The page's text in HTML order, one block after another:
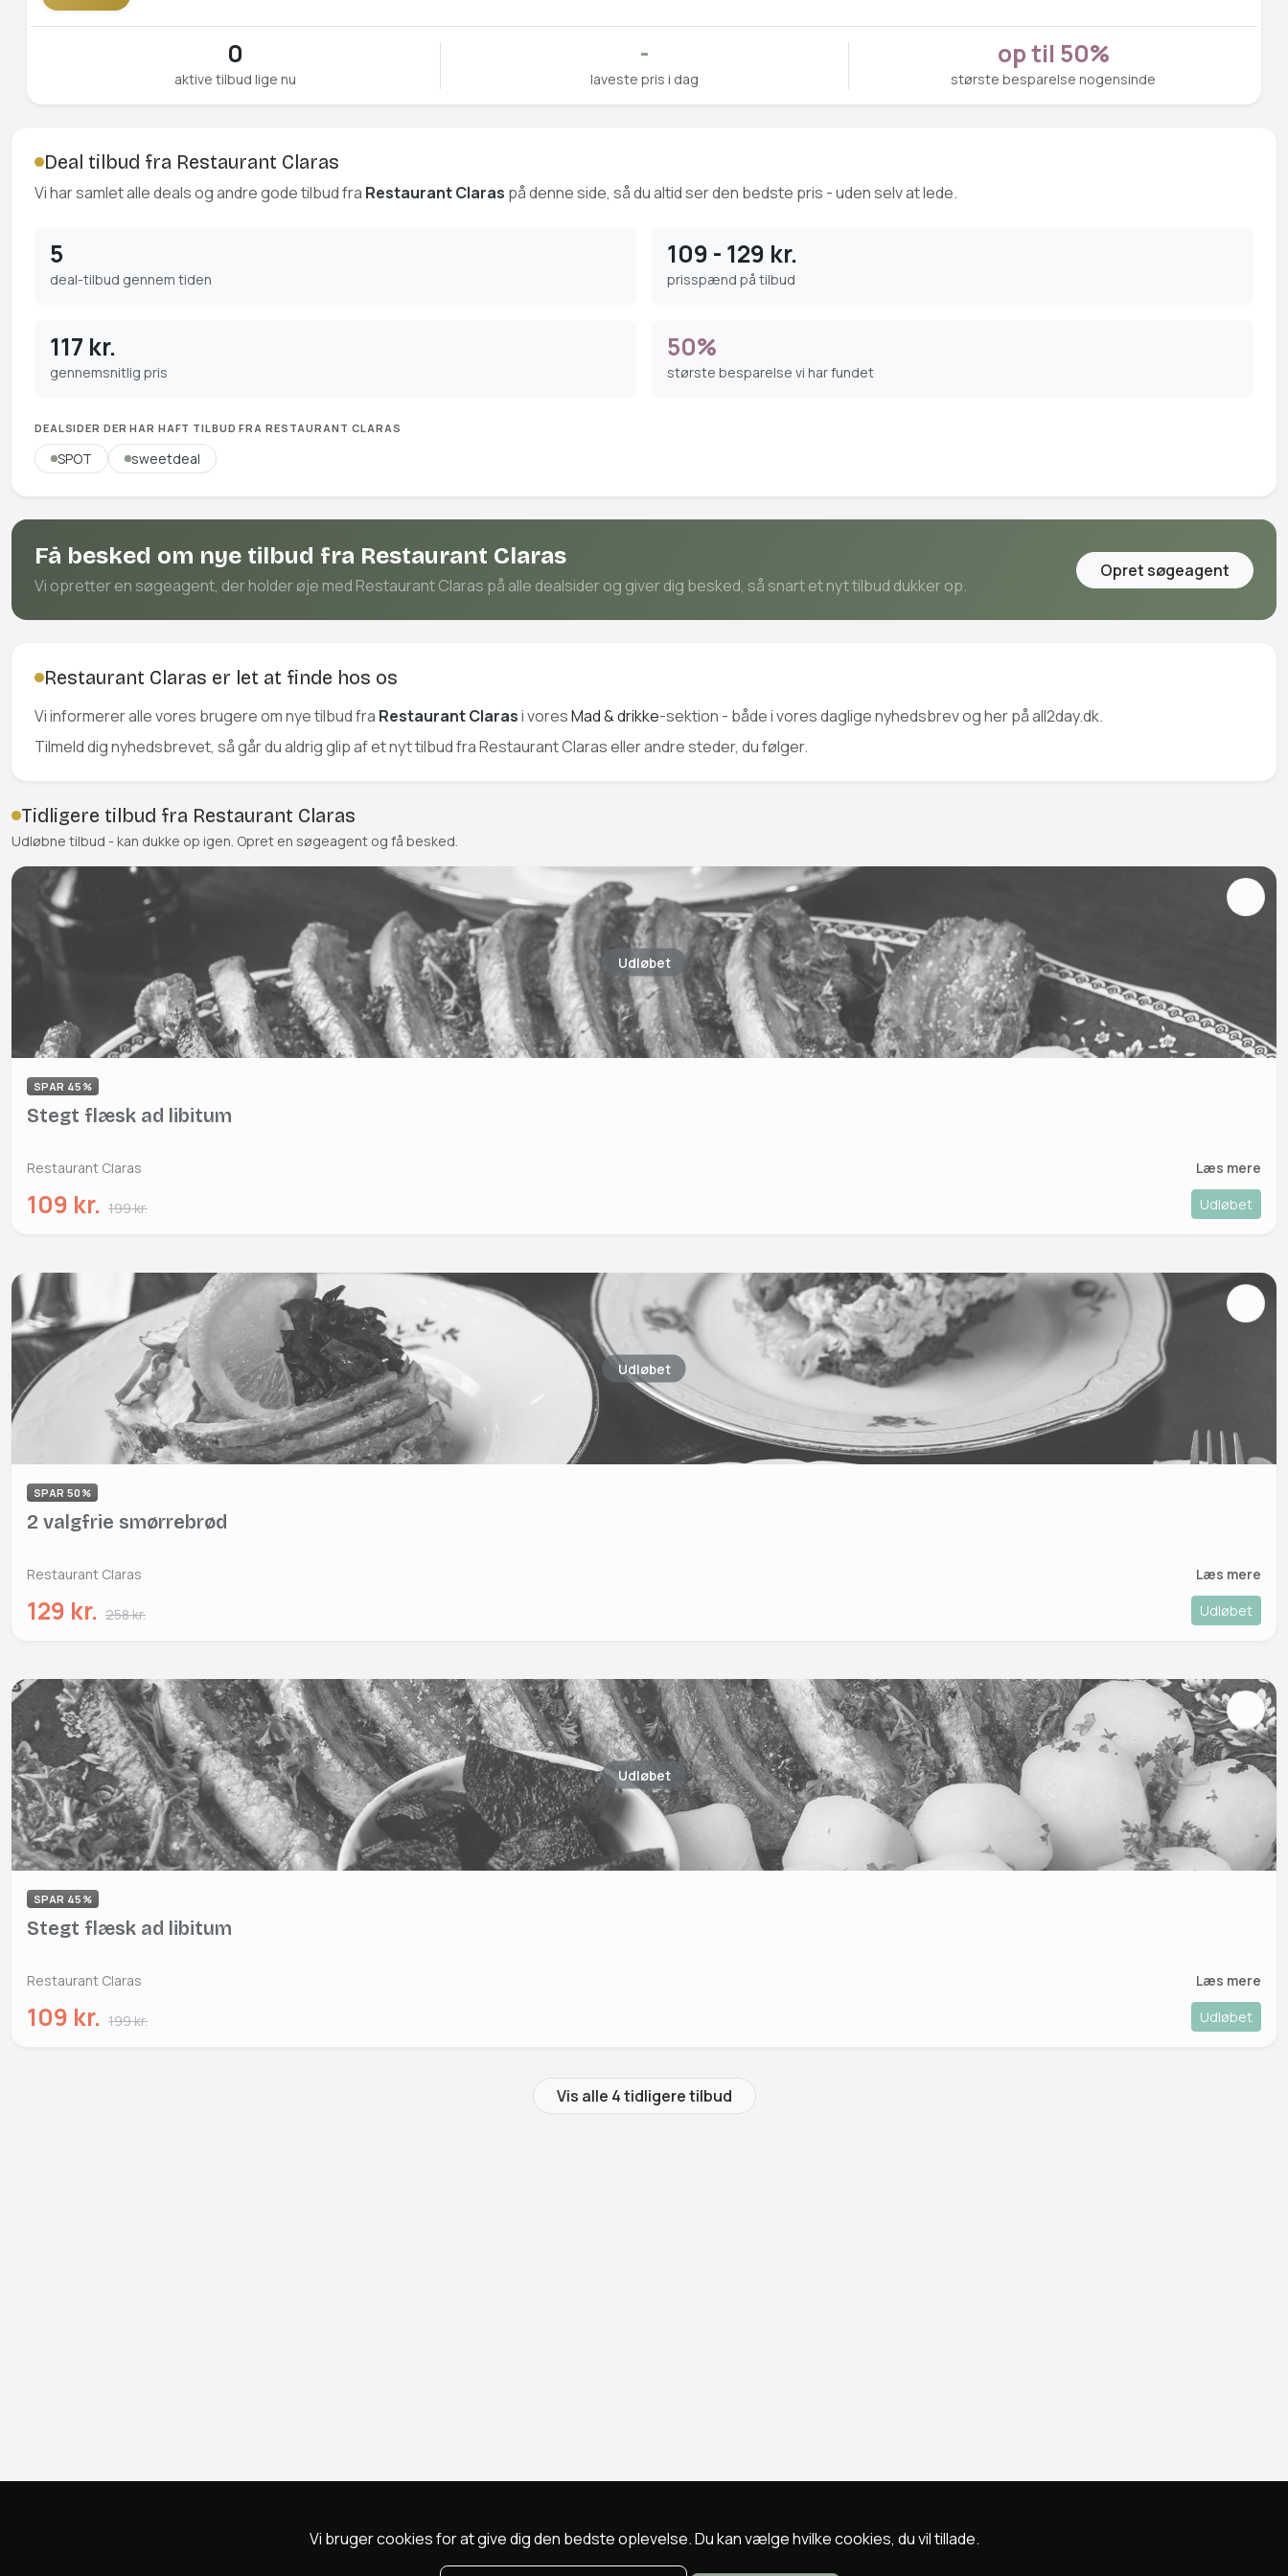
Vi bruger cookies for at give dig den bedste oplevelse. Du kan vælge hvilke cookies, du vil tillade.
0
aktive tilbud lige nu
-
laveste pris i dag
op til 50%
største besparelse nogensinde
Deal tilbud fra Restaurant Claras
Vi har samlet alle deals og andre gode tilbud fra Restaurant Claras på denne side, så du altid ser den bedste pris - uden selv at lede.
5
deal-tilbud gennem tiden
109 - 129 kr.
prisspænd på tilbud
117 kr.
gennemsnitlig pris
50%
største besparelse vi har fundet
DEALSIDER DER HAR HAFT TILBUD FRA RESTAURANT CLARAS
SPOT sweetdeal
Få besked om nye tilbud fra Restaurant Claras
Vi opretter en søgeagent, der holder øje med Restaurant Claras på alle dealsider og giver dig besked, så snart et nyt tilbud dukker op.
Opret søgeagent
Restaurant Claras er let at finde hos os
Vi informerer alle vores brugere om nye tilbud fra Restaurant Clarasi voresMad & drikke-sektion - både i vores daglige nyhedsbrev og her på all2day.dk.
Tilmeld dig nyhedsbrevet, så går du aldrig glip af et nyt tilbud fra Restaurant Claras eller andre steder, du følger.
Tidligere tilbud fra Restaurant Claras
Udløbne tilbud - kan dukke op igen. Opret en søgeagent og få besked.
Udløbet
SPAR 45%
Stegt flæsk ad libitum
Restaurant Claras Læs mere
109 kr. 199 kr. Udløbet
Udløbet
SPAR 50%
2 valgfrie smørrebrød
Restaurant Claras Læs mere
129 kr. 258 kr. Udløbet
Udløbet
SPAR 45%
Stegt flæsk ad libitum
Restaurant Claras Læs mere
109 kr. 199 kr. Udløbet
Vis alle 4 tidligere tilbud